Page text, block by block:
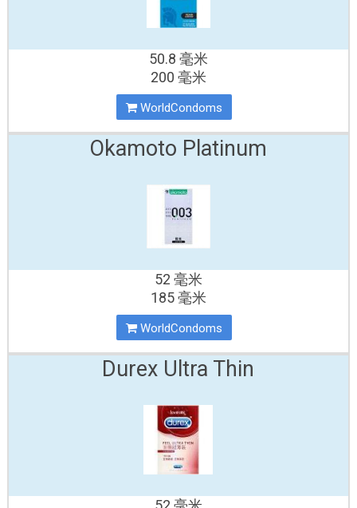
50.8 毫米
200 毫米
WorldCondoms
Okamoto Platinum
52 毫米
185 毫米
WorldCondoms
Durex Ultra Thin